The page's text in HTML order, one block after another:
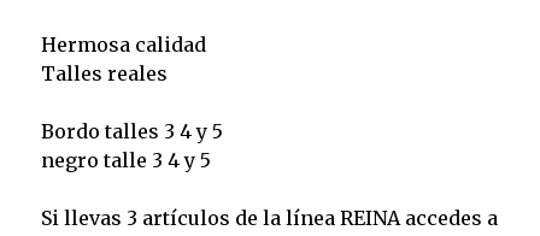
Hermosa calidad
Talles reales
Bordo talles 3 4 y 5
negro talle 3 4 y 5
Si llevas 3 artículos de la línea REINA accedes a